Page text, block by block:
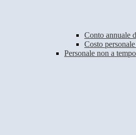
Conto annuale
Costo
Personale non a